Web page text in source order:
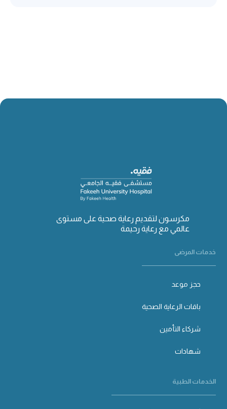
مكرسون لتقديم رعاية صحية على مستوى
عالمي مع رعاية رحيمة
خدمات المرضى
حجز موعد
باقات الرعاية الصحية
شركاء التأمين
شهادات
الخدمات الطبية